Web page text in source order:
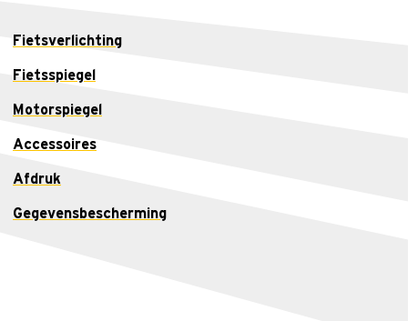
Fietsverlichting
Fietsspiegel
Motorspiegel
Accessoires
Afdruk
Gegevensbescherming